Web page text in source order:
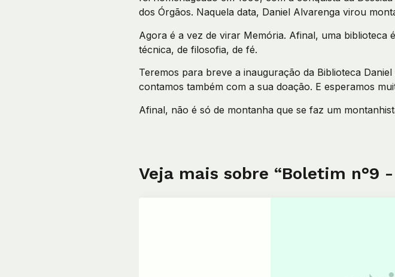
dos Órgãos. Naquela data, Daniel Alvarenga virou
Agora é a vez de virar Memória. Afinal, uma biblioteca
técnica, de filosofia, de fé.
Teremos para breve a inauguração da Biblioteca
contamos também com a sua doação. E esperamos
Afinal, não é só de montanha que se faz um
Veja mais sobre “Boletim n°9